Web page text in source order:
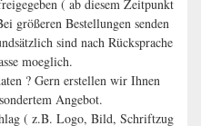
( ab diesem Zeitpunkt
größeren Bestellungen senden
sind nach Rücksprache
moeglich.
? Gern erstellen wir Ihnen
Angebot.
( z.B. Logo, Bild, Schriftzug